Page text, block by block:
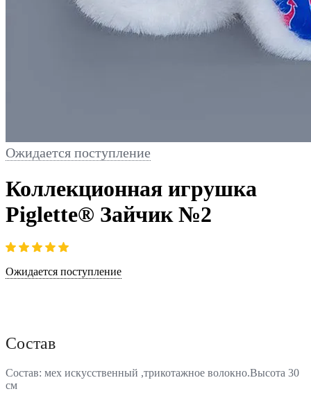
Ожидается поступление
Коллекционная игрушка
Piglette® Зайчик №2
Ожидается поступление
Состав
Состав: мех искусственный ,трикотажное волокно.Высота 30
см